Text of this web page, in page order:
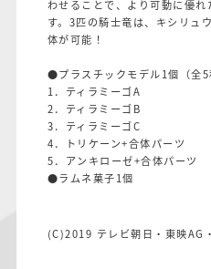
わせることで、より可動に優
す。3匹の騎士竜は、キシリュ
体が可能！
●プラスチックモデル1個（全5
1．ティラミーゴA
2．ティラミーゴB
3．ティラミーゴC
4．トリケーン+合体パーツ
5．アンキローゼ+合体パーツ
●ラムネ菓子1個
(C)2019 テレビ朝日・東映AG